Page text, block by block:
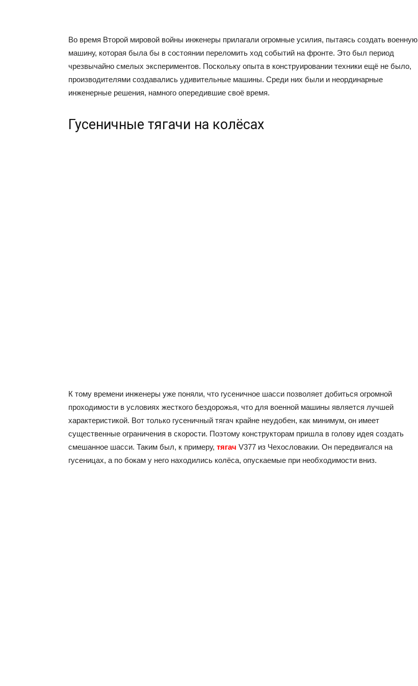
Во время Второй мировой войны инженеры прилагали огромные усилия, пытаясь создать военную
машину, которая была бы в состоянии переломить ход событий на фронте. Это был период
чрезвычайно смелых экспериментов. Поскольку опыта в конструировании техники ещё не было,
производителями создавались удивительные машины. Среди них были и неординарные
инженерные решения, намного опередившие своё время.
Гусеничные тягачи на колёсах
К тому времени инженеры уже поняли, что гусеничное шасси позволяет добиться огромной
проходимости в условиях жесткого бездорожья, что для военной машины является лучшей
характеристикой. Вот только гусеничный тягач крайне неудобен, как минимум, он имеет
существенные ограничения в скорости. Поэтому конструкторам пришла в голову идея создать
смешанное шасси. Таким был, к примеру, тягач V377 из Чехословакии. Он передвигался на
гусеницах, а по бокам у него находились колёса, опускаемые при необходимости вниз.